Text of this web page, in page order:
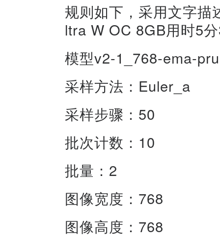
规则如下，采用文字
ltra W OC 8GB用时5
模型v2-1_768-ema-
采样方法：Euler_a
采样步骤：50
批次计数：10
批量：2
图像宽度：768
图像高度：768